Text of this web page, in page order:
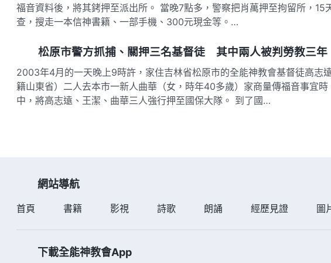
福音資料後，將其銬押至派出所。 當晚7點多，警察把肖萬押至拘留所，
查，搜走一本信神書籍、一部手機、300元現金等。…
松原市警方抓捕、關押三名基督徒 其中兩人被判勞教三年
2003年4月的一天晚上9時許，家住吉林省松原市的全能神教會基督徒高志
籍山東省）二人去本市一新人曲華（女，時年40多歲）家商量傳福音事宜
中，將高志遠、王潔、曲華三人強行押至國保大隊。 到了國…
網站導航
首頁 書籍 影視 詩歌 朗誦 經歷見證 圖
下載全能神教會App